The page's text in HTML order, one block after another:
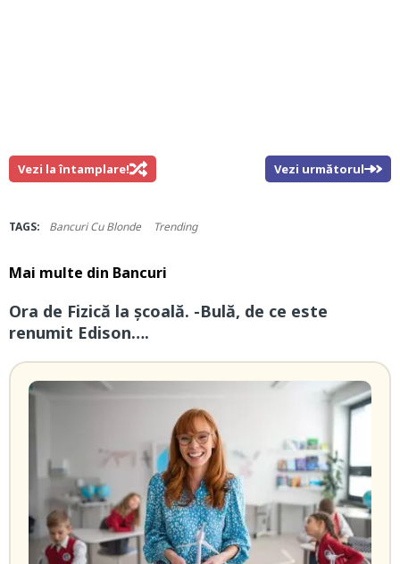
Vezi la întamplare! Vezi următorul
TAGS: Bancuri Cu Blonde Trending
Mai multe din Bancuri
Ora de Fizică la școală. -Bulă, de ce este
renumit Edison….